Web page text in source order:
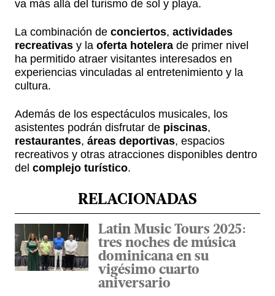
va más allá del turismo de sol y playa.
La combinación de conciertos, actividades
recreativas y la oferta hotelera de primer nivel
ha permitido atraer visitantes interesados en
experiencias vinculadas al entretenimiento y la
cultura.
Además de los espectáculos musicales, los
asistentes podrán disfrutar de piscinas,
restaurantes, áreas deportivas, espacios
recreativos y otras atracciones disponibles dentro
del complejo turístico.
RELACIONADAS
Latin Music Tours 2025:
tres noches de música
dominicana en su
vigésimo cuarto
aniversario